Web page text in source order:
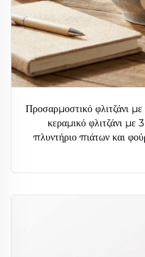
Προσαρμοστικό φλιτζάνι
κεραμικό φλιτζάνι με
πλυντήριο πιάτων και